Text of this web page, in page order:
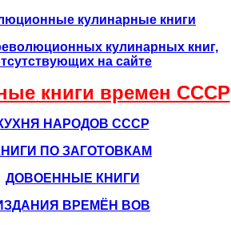
кулинарные книги
кулинарных книг,
на сайте
книги времен CCCР
НАРОДОВ СССР
ПО ЗАГОТОВКАМ
ДОВОЕННЫЕ КНИГИ
ВРЕМЁН ВОВ